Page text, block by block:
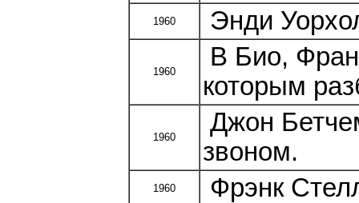
1960 Энди
1960
В Био,
которым
1960
Джон
звоном.
1960 Фрэнк